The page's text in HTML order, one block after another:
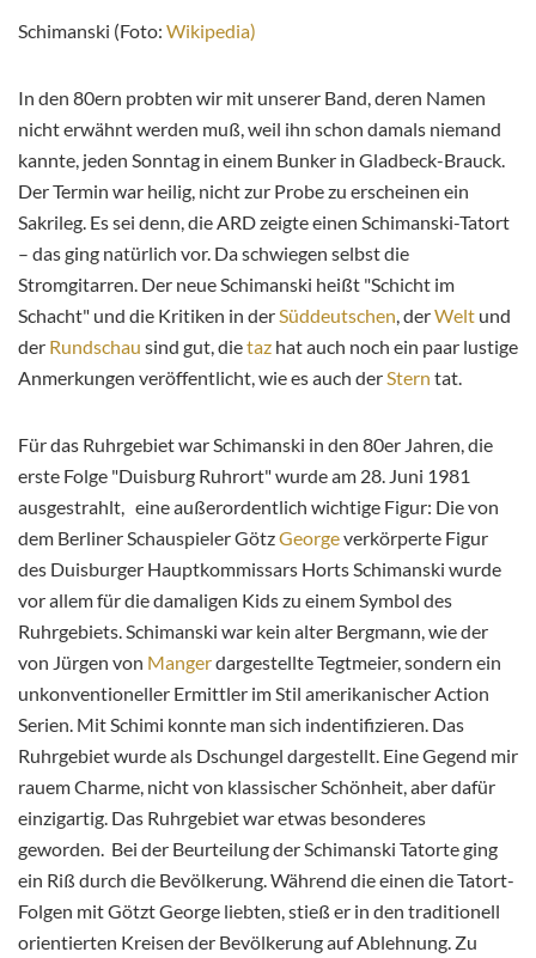
Schimanski (Foto: Wikipedia)
In den 80ern probten wir mit unserer Band, deren Namen
nicht erwähnt werden muß, weil ihn schon damals niemand
kannte, jeden Sonntag in einem Bunker in Gladbeck-Brauck.
Der Termin war heilig, nicht zur Probe zu erscheinen ein
Sakrileg. Es sei denn, die ARD zeigte einen Schimanski-Tatort
– das ging natürlich vor. Da schwiegen selbst die
Stromgitarren. Der neue Schimanski heißt "Schicht im
Schacht" und die Kritiken in derSüddeutschen, derWelt und
der Rundschau sind gut, dietaz hat auch noch ein paar lustige
Anmerkungen veröffentlicht, wie es auch derStern tat.
Für das Ruhrgebiet war Schimanski in den 80er Jahren, die
erste Folge "Duisburg Ruhrort" wurde am 28. Juni 1981
ausgestrahlt, eine außerordentlich wichtige Figur: Die von
dem Berliner Schauspieler GötzGeorgeverkörperte Figur
des Duisburger Hauptkommissars Horts Schimanski wurde
vor allem für die damaligen Kids zu einem Symbol des
Ruhrgebiets. Schimanski war kein alter Bergmann, wie der
von Jürgen von Mangerdargestellte Tegtmeier, sondern ein
unkonventioneller Ermittler im Stil amerikanischer Action
Serien. Mit Schimi konnte man sich indentifizieren. Das
Ruhrgebiet wurde als Dschungel dargestellt. Eine Gegend mir
rauem Charme, nicht von klassischer Schönheit, aber dafür
einzigartig. Das Ruhrgebiet war etwas besonderes
geworden. Bei der Beurteilung der Schimanski Tatorte ging
ein Riß durch die Bevölkerung. Während die einen die Tatort-
Folgen mit Götzt George liebten, stieß er in den traditionell
orientierten Kreisen der Bevölkerung auf Ablehnung. Zu